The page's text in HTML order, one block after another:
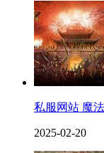
私服网站 魔
2025-02-20